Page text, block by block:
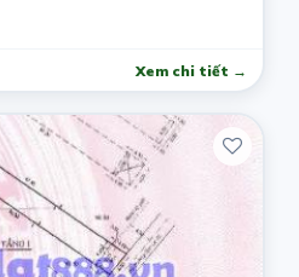
Xem chi tiết →